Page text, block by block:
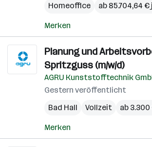
Homeoffice
ab 85.704,64
Merken
Planung und
Spritzguss (m/w/d)
AGRU Kunststofftechnik
Gestern veröffentlicht
Bad Hall
Vollzeit ab
Merken